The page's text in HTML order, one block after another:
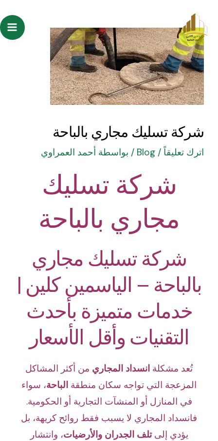
إلى
المحتوى
شركة تسليك مجاري بالباحة
اترك تعليقاً /
Blog / بواسطة أحمد العمراوي
شركة تسليك
مجاري بالباحة
شركة تسليك مجاري
بالباحة – الياسمين كلين |
خدمات متميزة بأحدث
التقنيات وأقل الأسعار
تُعد مشكلة انسداد المجاري من أكثر المشاكل
المزعجة التي تواجه سكان منطقة الباحة، سواء
في المنازل أو المنشآت التجارية أو الحكومية.
فانسداد المجاري لا يسبب فقط روائح كريهة، بل
يؤدي إلىتلف الجدران والأرضيات، وانتشار
navigation